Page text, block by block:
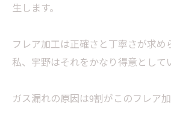
生します。
フレア加工は正確さと丁寧さが求め
私、宇野はそれをかなり得意として
ガス漏れの原因は9割がこのフレア